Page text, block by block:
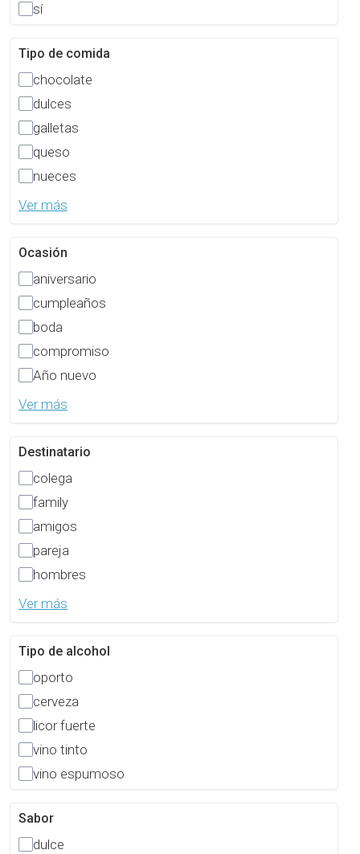
sí
Tipo de comida
chocolate
dulces
galletas
queso
nueces
Ver más
Ocasión
aniversario
cumpleaños
boda
compromiso
Año nuevo
Ver más
Destinatario
colega
family
amigos
pareja
hombres
Ver más
Tipo de alcohol
oporto
cerveza
licor fuerte
vino tinto
vino espumoso
Sabor
dulce